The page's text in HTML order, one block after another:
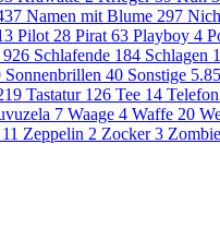
Namen mit Blume 297
Pilot 28 Pirat 63 Playboy 4
926 Schlafende 184 Schlagen
Sonnenbrillen 40 Sonstige
Tastatur 126 Tee 14 Telefon
7 Waage 4 Waffe 20
11 Zeppelin 2 Zocker 3